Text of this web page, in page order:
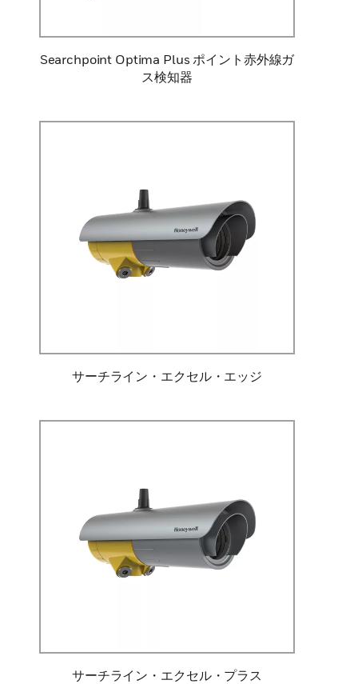
Searchpoint Optima Plus ポイント赤外線ガ
ス検知器
サーチライン・エクセル・エッジ
サーチライン・エクセル・プラス